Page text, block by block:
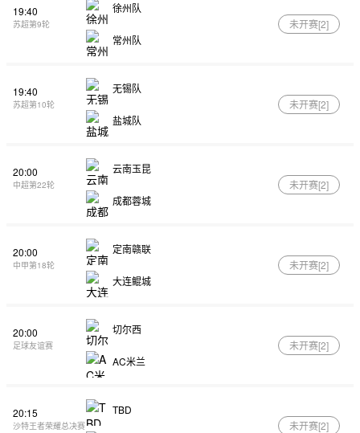
19:40
苏超第9轮
徐州队
常州队
未开赛[2]
19:40
苏超第10轮
无锡队
盐城队
未开赛[2]
20:00
中超第22轮
云南玉昆
成都蓉城
未开赛[2]
20:00
中甲第18轮
定南赣联
大连鲲城
未开赛[2]
20:00
足球友谊赛
切尔西
AC米兰
未开赛[2]
20:15
沙特王者荣耀总决赛
TBD
未开赛[2]